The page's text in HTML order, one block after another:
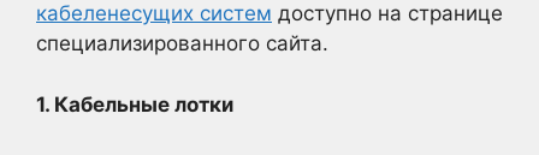
кабеленесущих систем доступно на странице
специализированного сайта.
1. Кабельные лотки